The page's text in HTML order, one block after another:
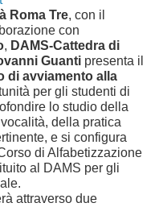
Roma Tre, con il
con
, DAMS-Cattedra di
Guanti presenta il
di avviamento alla
per gli studenti di
lo studio della
della pratica
e si configura
di Alfabetizzazione
al DAMS per gli
attraverso due